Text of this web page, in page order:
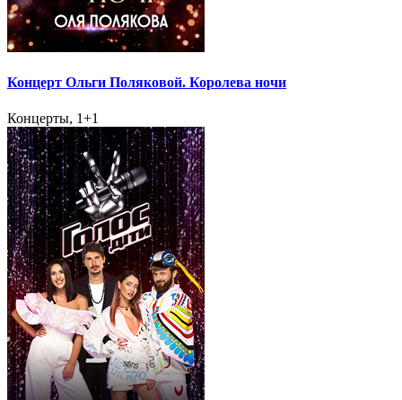
Концерт Ольги Поляковой. Королева ночи
Концерты, 1+1